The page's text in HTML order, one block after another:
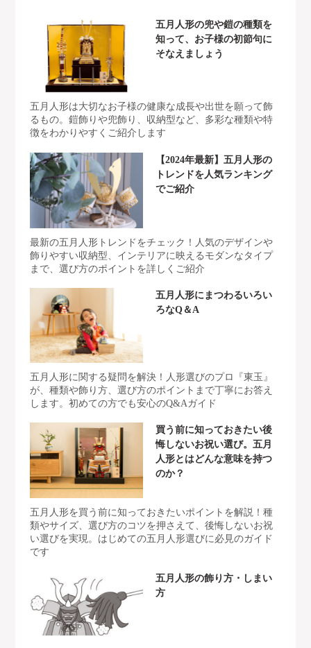
五月人形の兜や鎧の種類を
知って、お子様の初節句に
そなえましょう
五月人形は大切なお子様の健康な成長や出世を願って飾
るもの。鎧飾りや兜飾り、収納型など、多彩な種類や特
徴をわかりやすくご紹介します
【2024年最新】五月人形の
トレンドを人気ランキング
でご紹介
最新の五月人形トレンドをチェック！人気のデザインや
飾りやすい収納型、インテリアに映えるモダンなタイプ
まで、選び方のポイントを詳しくご紹介
五月人形にまつわるいろい
ろなQ＆A
五月人形に関する疑問を解決！人形選びのプロ『東玉』
が、種類や飾り方、選び方のポイントまで丁寧にお答え
します。初めての方でも安心のQ&Aガイド
買う前に知っておきたい後
悔しないお祝い選び。五月
人形とはどんな意味を持つ
のか？
五月人形を買う前に知っておきたいポイントを解説！種
類やサイズ、選び方のコツを押さえて、後悔しないお祝
い選びを実現。はじめての五月人形選びに必見のガイド
です
五月人形の飾り方・しまい
方